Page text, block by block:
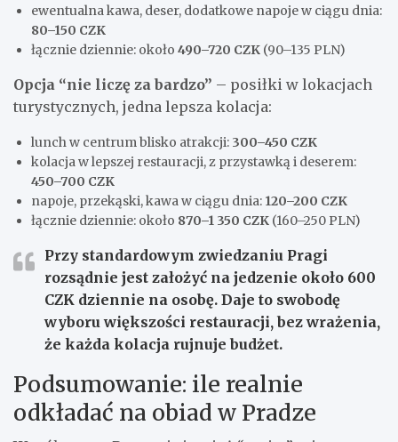
ewentualna kawa, deser, dodatkowe napoje w ciągu dnia:
80–150 CZK
łącznie dziennie: około 490–720 CZK (90–135 PLN)
Opcja “nie liczę za bardzo” – posiłki w lokacjach
turystycznych, jedna lepsza kolacja:
lunch w centrum blisko atrakcji: 300–450 CZK
kolacja w lepszej restauracji, z przystawką i deserem:
450–700 CZK
napoje, przekąski, kawa w ciągu dnia: 120–200 CZK
łącznie dziennie: około 870–1 350 CZK (160–250 PLN)
Przy standardowym zwiedzaniu Pragi
rozsądnie jest założyć na jedzenie około 600
CZK dziennie na osobę. Daje to swobodę
wyboru większości restauracji, bez wrażenia,
że każda kolacja rujnuje budżet.
Podsumowanie: ile realnie
odkładać na obiad w Pradze